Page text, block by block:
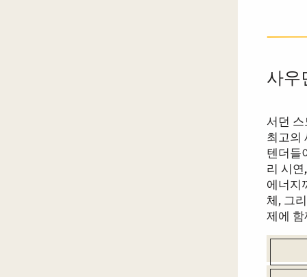
사우
서던
최고의
텐더들
리 시
에너지
체, 그
제에